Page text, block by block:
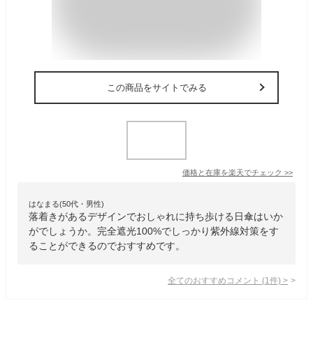
この商品をサイトでみる
価格と在庫を楽天でチェック >>
はなまる(50代・男性)
落着きがあるデザインでおしゃれに持ち歩ける日傘はいか
がでしょうか。完全遮光100%でしっかり紫外線対策をす
ることができるのでおすすめです。
全てのおすすめコメント (1 件) >